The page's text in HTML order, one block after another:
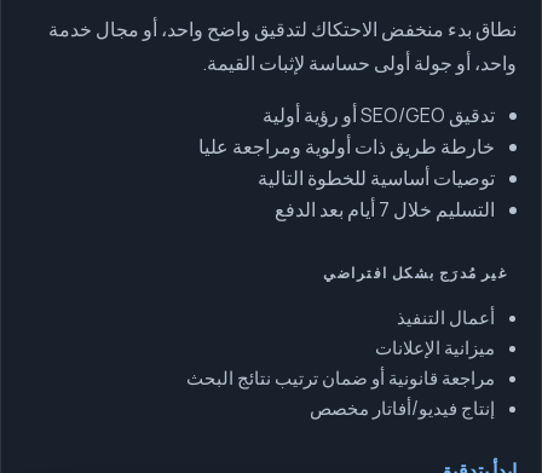
نطاق بدء منخفض الاحتكاك لتدقيق واضح واحد، أو مجال خدمة
واحد، أو جولة أولى حساسة لإثبات القيمة.
تدقيق SEO/GEO أو رؤية أولية
خارطة طريق ذات أولوية ومراجعة عليا
توصيات أساسية للخطوة التالية
التسليم خلال 7 أيام بعد الدفع
غير مُدرَج بشكل افتراضي
أعمال التنفيذ
ميزانية الإعلانات
مراجعة قانونية أو ضمان ترتيب نتائج البحث
إنتاج فيديو/أفاتار مخصص